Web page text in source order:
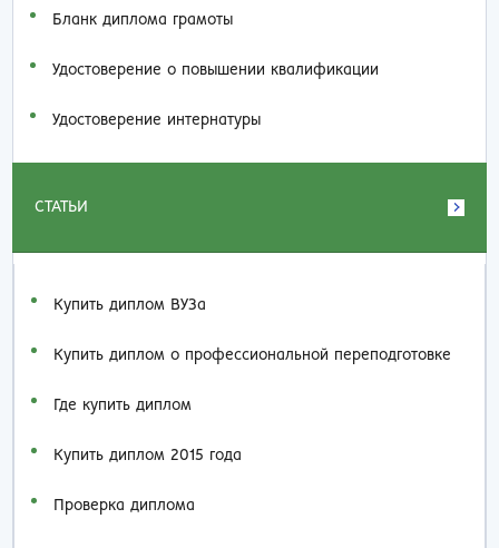
Бланк диплома грамоты
Удостоверение о повышении квалификации
Удостоверение интернатуры
СТАТЬИ
Купить диплом ВУЗа
Купить диплом о профессиональной переподготовке
Где купить диплом
Купить диплом 2015 года
Проверка диплома